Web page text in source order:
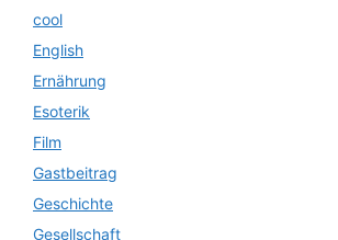
cool
English
Ernährung
Esoterik
Film
Gastbeitrag
Geschichte
Gesellschaft